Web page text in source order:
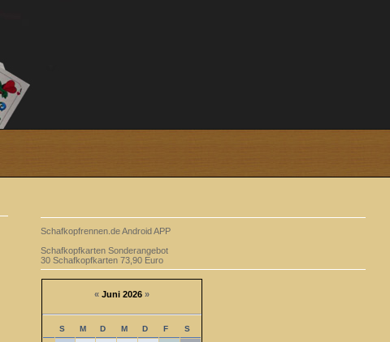
Schafkopfrennen.de Android APP
Schafkopfkarten Sonderangebot
30 Schafkopfkarten 73,90 Euro
« Juni 2026 »
S M D M D F S